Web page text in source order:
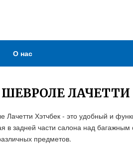
О нас
ЛАЧЕТТИ
Лачетти Хэтчбек - это удобный и
в задней части салона над
предметов.